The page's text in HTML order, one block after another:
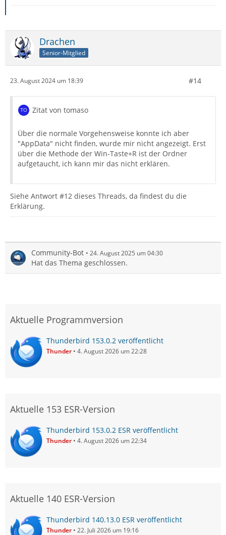
Drachen
Senior-Mitglied
23. August 2024 um 18:39 #14
Zitat von tomaso
Über die normale Vorgehensweise konnte ich aber
"AppData" nicht finden, wurde mir nicht angezeigt. Erst
über die Methode der Win-Taste+R ist der Ordner
aufgetaucht, ich kann mir das nicht erklären.
Siehe Antwort #12 dieses Threads, da findest du die
Erklärung.
Community-Bot 24. August 2025 um 04:30
Hat das Thema geschlossen.
Aktuelle Programmversion
Thunderbird 153.0.2 veröffentlicht
Thunder 4. August 2026 um 22:28
Aktuelle 153 ESR-Version
Thunderbird 153.0.2 ESR veröffentlicht
Thunder 4. August 2026 um 22:34
Aktuelle 140 ESR-Version
Thunderbird 140.13.0 ESR veröffentlicht
Thunder 22. Juli 2026 um 19:16